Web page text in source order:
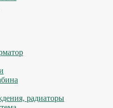
радиаторы